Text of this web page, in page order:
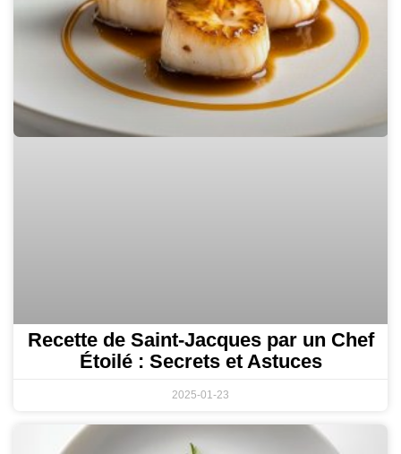
Recette de Saint-Jacques par un Chef
Étoilé : Secrets et Astuces
2025-01-23